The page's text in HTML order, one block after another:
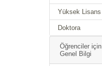
Yüksek Lisans
Doktora
Öğrenciler için
Genel Bilgi